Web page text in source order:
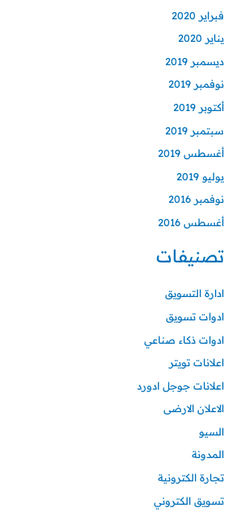
فبراير 2020
يناير 2020
ديسمبر 2019
نوفمبر 2019
أكتوبر 2019
سبتمبر 2019
أغسطس 2019
يوليو 2019
نوفمبر 2016
أغسطس 2016
تصنيفات
ادارة التسويق
ادوات تسويق
ادوات ذكاء صناعي
اعلانات تويتر
اعلانات جوجل ادورد
الاعلان الارضى
السيو
المدونة
تجارة الكترونية
تسويق الكتروني